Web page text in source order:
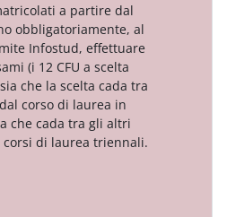
a partire dal
obbligatoriamente, al
Infostud, effettuare
(i 12 CFU a scelta
che la scelta cada tra
corso di laurea in
che cada tra gli altri
di laurea triennali.